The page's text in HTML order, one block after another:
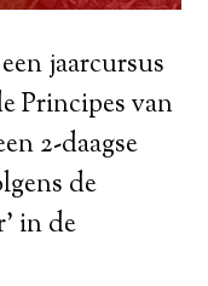
jaarcursus
Principes van
2-daagse
de
in de